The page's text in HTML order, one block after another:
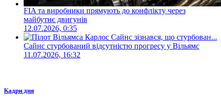
FIA та виробники прямують до конфлікту через
майбутнє двигунів
12.07.2026, 0:35
Сайнс стурбований відсутністю прогресу у Вільямс
11.07.2026, 16:32
Кадри дня